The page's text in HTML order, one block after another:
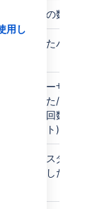
用し
の報告
れる時間
フォルト
す。
ート。
コマン
の負荷
ユーザーの数。
作成されたバージョン
課題がユーザーに割り
当てられた/再割り当
てされた回数 (各操作
をカウント)。
Jira インスタンス起動
後に作成した課題の